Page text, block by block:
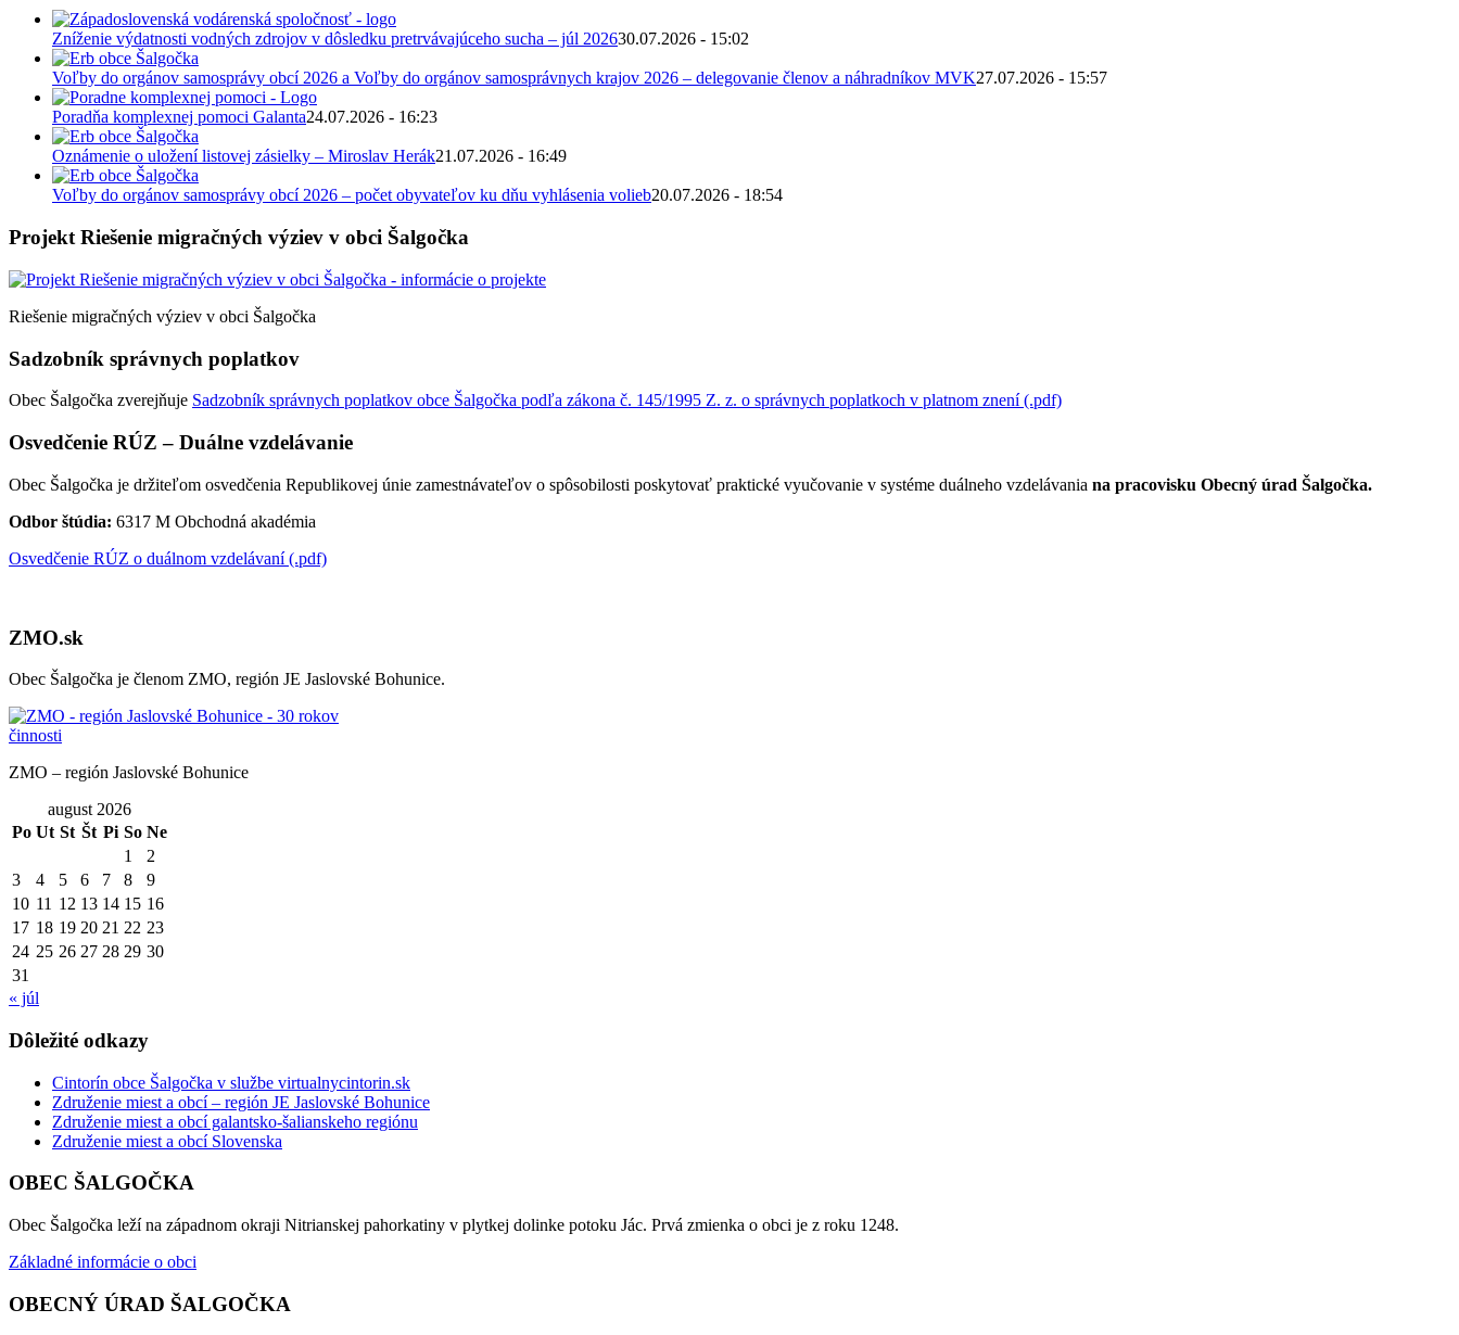
Zníženie výdatnosti vodných zdrojov v dôsledku pretrvávajúceho sucha – júl 202630.07.2026 - 15:02
Voľby do orgánov samosprávy obcí 2026 a Voľby do orgánov samosprávnych krajov 2026 – delegovanie členov a náhradníkov MVK27.07.2026 - 15:57
Poradňa komplexnej pomoci Galanta24.07.2026 - 16:23
Oznámenie o uložení listovej zásielky – Miroslav Herák21.07.2026 - 16:49
Voľby do orgánov samosprávy obcí 2026 – počet obyvateľov ku dňu vyhlásenia volieb20.07.2026 - 18:54
Projekt Riešenie migračných výziev v obci Šalgočka
Riešenie migračných výziev v obci Šalgočka
Sadzobník správnych poplatkov
Obec Šalgočka zverejňuje Sadzobník správnych poplatkov obce Šalgočka podľa zákona č. 145/1995 Z. z. o správnych poplatkoch v platnom znení (.pdf)
Osvedčenie RÚZ – Duálne vzdelávanie
Obec Šalgočka je držiteľom osvedčenia Republikovej únie zamestnávateľov o spôsobilosti poskytovať praktické vyučovanie v systéme duálneho vzdelávania na pracovisku Obecný úrad Šalgočka.
Odbor štúdia: 6317 M Obchodná akadémia
Osvedčenie RÚZ o duálnom vzdelávaní (.pdf)
ZMO.sk
Obec Šalgočka je členom ZMO, región JE Jaslovské Bohunice.
ZMO – región Jaslovské Bohunice
august 2026
Po Ut St Št Pi So Ne
1
2
3
4 5 6 7 8
9
10 11 12 13 14 15 16
17 18 19 20 21 22 23
24 25 26 27 28 29 30
31
« júl
Dôležité odkazy
Cintorín obce Šalgočka v službe virtualnycintorin.sk
Združenie miest a obcí – región JE Jaslovské Bohunice
Združenie miest a obcí galantsko-šalianskeho regiónu
Združenie miest a obcí Slovenska
OBEC ŠALGOČKA
Obec Šalgočka leží na západnom okraji Nitrianskej pahorkatiny v plytkej dolinke potoku Jác. Prvá zmienka o obci je z roku 1248.
Základné informácie o obci
OBECNÝ ÚRAD ŠALGOČKA